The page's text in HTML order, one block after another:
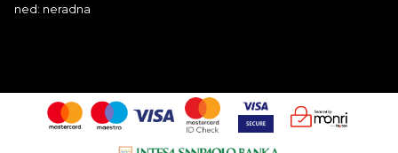
ned: neradna